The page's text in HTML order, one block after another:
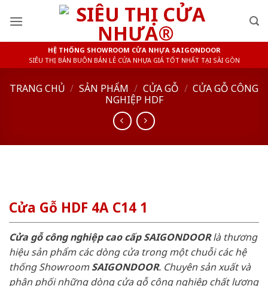
HỆ THỐNG SHOWROOM CỬA NHỰA SAIGONDOOR
SIÊU THỊ BÁN BUÔN BÁN LẺ CỬA NHỰA GIÁ TỐT NHẤT TẠI SÀI GÒN
TRANG CHỦ / SẢN PHẨM / CỬA GỖ / CỬA GỖ CÔNG
NGHIỆP HDF
Cửa Gỗ HDF 4A C14 1
Cửa gỗ công nghiệp cao cấp SAIGONDOORlà thương
hiệu sản phẩm các dòng cửa trong một chuỗi các hệ
thống ShowroomSAIGONDOOR. Chuyên sản xuất và
phân phối những dòng cửa gỗ công nghiệp chất lượng